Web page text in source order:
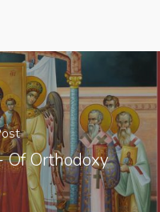
Of Orthodoxy